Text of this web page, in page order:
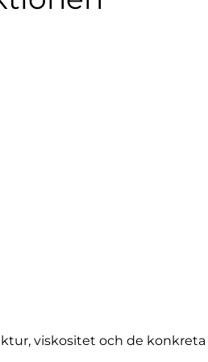
viskositet och de